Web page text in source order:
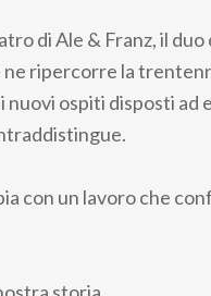
di Ale & Franz, il
ripercorre la
nuovi ospiti disposti
con un lavoro che